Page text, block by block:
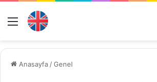
Menü
Anasayfa /Genel